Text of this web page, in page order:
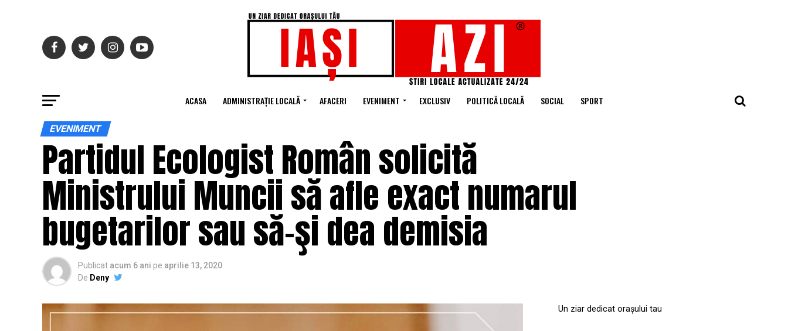
ACASA ADMINISTRAȚIE LOCALĂ AFACERI EVENIMENT EXCLUSIV POLITICĂ LOCALĂ SOCIAL SPORT
EVENIMENT
Partidul Ecologist Român solicită
Ministrului Muncii să afle exact numarul
bugetarilor sau să-şi dea demisia
Publicat acum 6 ani pe aprilie 13, 2020
De Deny
Un ziar dedicat orașului tau